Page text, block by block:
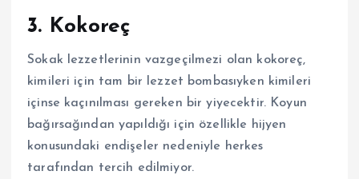
3. Kokoreç
Sokak lezzetlerinin vazgeçilmezi olan kokoreç,
kimileri için tam bir lezzet bombasıyken kimileri
içinse kaçınılması gereken bir yiyecektir. Koyun
bağırsağından yapıldığı için özellikle hijyen
konusundaki endişeler nedeniyle herkes
tarafından tercih edilmiyor.